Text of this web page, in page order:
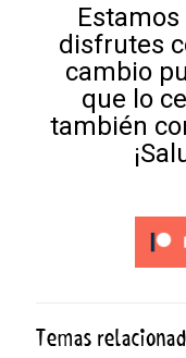
disfrutes
cambio
que lo
también
Temas